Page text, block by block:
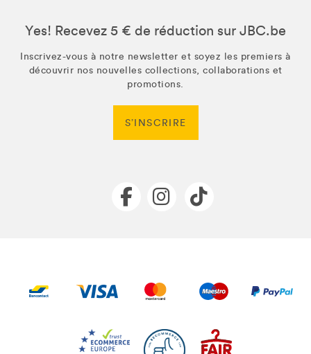
Yes! Recevez 5 € de réduction sur JBC.be
Inscrivez-vous à notre newsletter et soyez les premiers à
découvrir nos nouvelles collections, collaborations et
promotions.
S’INSCRIRE